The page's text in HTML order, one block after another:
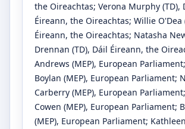
the Oireachtas; Verona Murphy (TD),
Éireann, the Oireachtas; Willie O'Dea
Éireann, the Oireachtas; Natasha
Drennan (TD), Dáil Éireann, the
Andrews (MEP), European Parliament;
Boylan (MEP), European Parliament;
Carberry (MEP), European Parliament;
Cowen (MEP), European Parliament;
(MEP), European Parliament;